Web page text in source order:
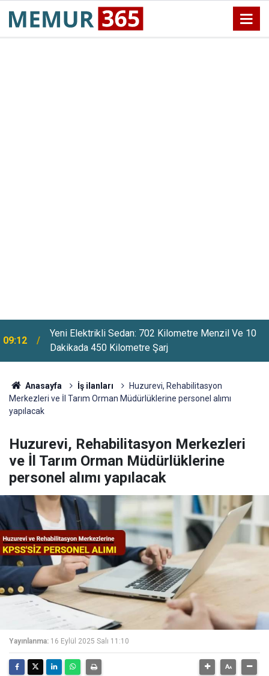
09:12
Yeni Elektrikli Sedan: 702 Kilometre Menzil Ve 10
Dakikada 450 Kilometre Şarj
Anasayfa İş ilanları
Huzurevi, Rehabilitasyon
Merkezleri ve İl Tarım Orman Müdürlüklerine personel alımı
yapılacak
Huzurevi, Rehabilitasyon Merkezleri
ve İl Tarım Orman Müdürlüklerine
personel alımı yapılacak
Yayınlanma: 16 Eylül 2025 Salı 11:10